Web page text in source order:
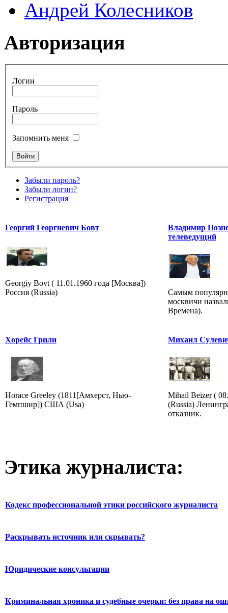
Андрей Колесников
Авторизация
Логин
Пароль
Запомнить меня
Забыли пароль?
Забыли логин?
Регистрация
Георгий Георгиевич Бовт
Georgiy Bovt ( 11.01.1960 года [Москва])
Россия (Russia)
Владимир
телеведущий
Самым
москвичи
Времена).
Хорейс Грили
Horace Greeley (1811[Амхерст, Нью-
Гемпшир]) США (Usa)
Михаил
Mihail Beizer (
(Russia)
отказник.
Этика журналиста:
Кодекс профессиональной этики российского журналиста
Раскрывать источник или скрывать?
Юридические консультации
Криминальная хроника и судебные очерки: без права на